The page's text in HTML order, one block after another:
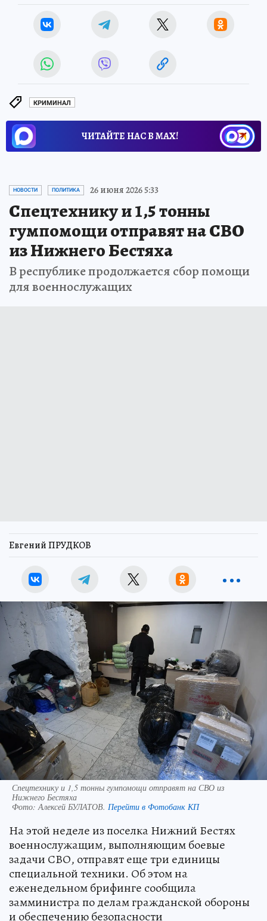
КРИМИНАЛ
ЧИТАЙТЕ НАС В МАХ!
НОВОСТИ ПОЛИТИКА 26 июня 2026 5:33
Спецтехнику и 1,5 тонны
гумпомощи отправят на СВО
из Нижнего Бестяха
В республике продолжается сбор помощи
для военнослужащих
Евгений ПРУДКОВ
Спецтехнику и 1,5 тонны гумпомощи отправят на СВО из
Нижнего Бестяха
Фото:Алексей БУЛАТОВ. Перейти в Фотобанк КП
На этой неделе из поселка Нижний Бестях
военнослужащим, выполняющим боевые
задачи СВО, отправят еще три единицы
специальной техники. Об этом на
еженедельном брифинге сообщила
замминистра по делам гражданской обороны
и обеспечению безопасности